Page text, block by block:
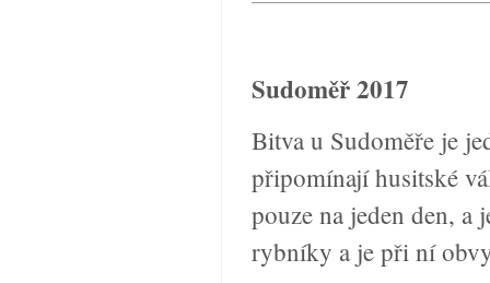
Sudoměř 2017
Bitva u Sudoměře je
připomínají husitské
pouze na jeden den, a
rybníky a je při ní